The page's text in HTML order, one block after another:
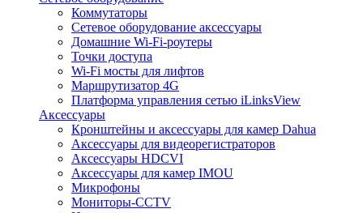
Коммутаторы
Сетевое оборудование аксессуары
Домашние Wi-Fi-роутеры
Точки доступа
Wi-Fi мосты для лифтов
Маршрутизатор 4G
Платформа управления сетью iLinksView
Аксессуары
Кронштейны и аксессуары для камер Dahua
Аксессуары для видеорегистраторов
Аксессуары HDCVI
Аксессуары для камер IMOU
Микрофоны
Мониторы-CCTV